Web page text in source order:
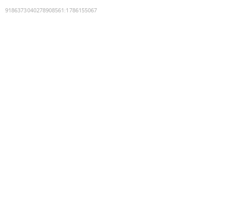
9186373040278908561 :1786155067